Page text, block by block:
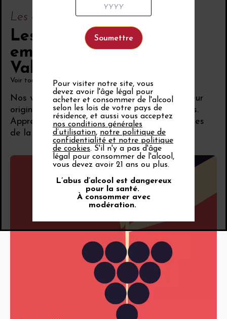
Les cépages
Les cépages
emblématiques de la
Vallée du Rhône
Voir tout
Nos vins tirent leur finesse, leur richesse et leur
originalité de la diversité de leurs 37 cépages.
Apprenez-en plus sur les cépages des vignobles
de la Vallée du Rhône.
Pour visiter notre site, vous
devez avoir l'âge légal pour
acheter et consommer de l'alcool
selon les lois de votre pays de
résidence, et aussi vous acceptez
nos conditions générales
d’utilisation, notre politique de
confidentialité et notre politique
de cookies. S'il n'y a pas d'âge
légal pour consommer de l'alcool,
vous devez avoir 21 ans ou plus.
L’abus d’alcool est dangereux
pour la santé.
À consommer avec
modération.